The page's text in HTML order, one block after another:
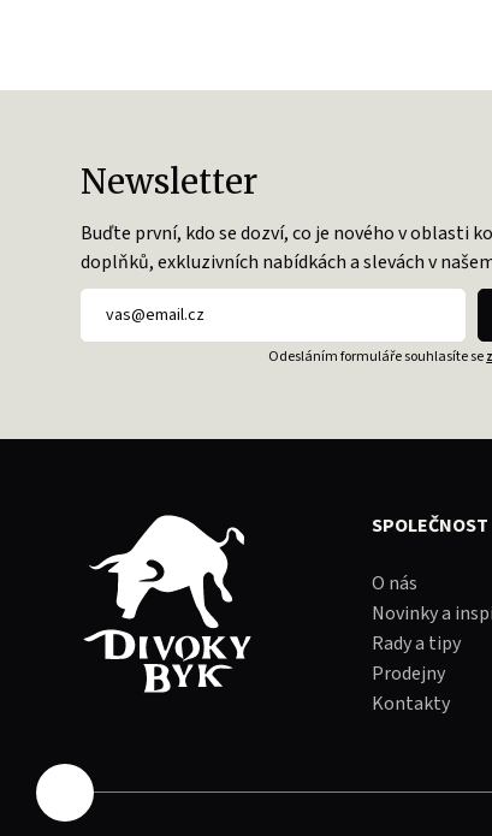
Newsletter
Buďte první, kdo se dozví, co je nového v oblasti
doplňků, exkluzivních nabídkách a slevách v
Odesláním formuláře souhlasíte se
SPOLEČNOST
O nás
Novinky a
Rady a tipy
Prodejny
Kontakty